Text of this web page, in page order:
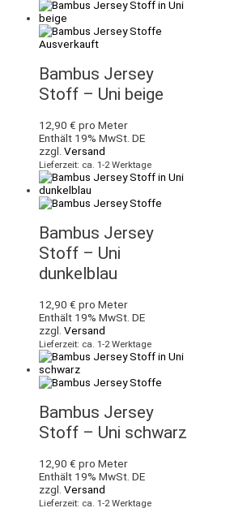
Ausverkauft
Bambus Jersey
Stoff – Uni beige
12,90 € pro Meter
Enthält 19% MwSt. DE
zzgl. Versand
Lieferzeit: ca. 1-2 Werktage
Bambus Jersey
Stoff – Uni
dunkelblau
12,90 € pro Meter
Enthält 19% MwSt. DE
zzgl. Versand
Lieferzeit: ca. 1-2 Werktage
Bambus Jersey
Stoff – Uni schwarz
12,90 € pro Meter
Enthält 19% MwSt. DE
zzgl. Versand
Lieferzeit: ca. 1-2 Werktage